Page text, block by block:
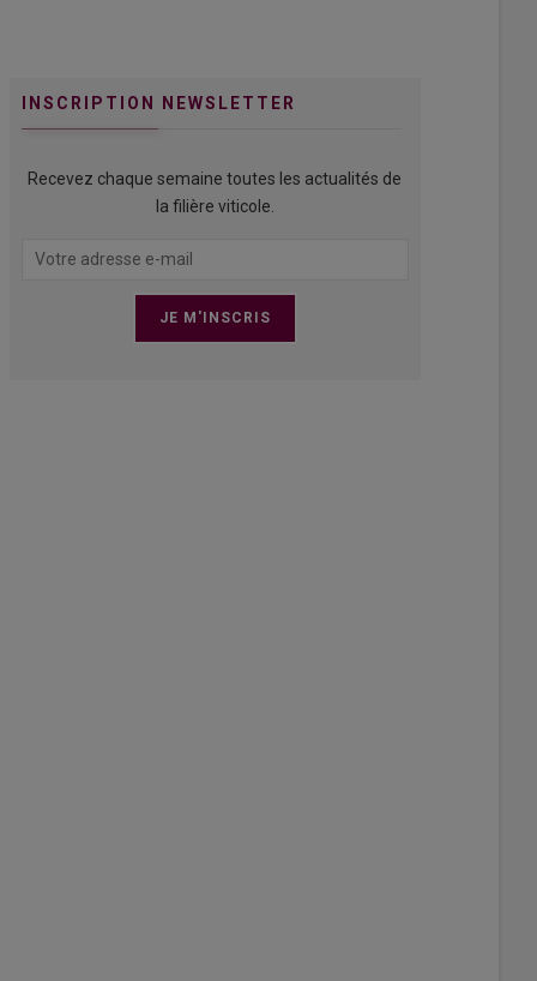
INSCRIPTION NEWSLETTER
Recevez chaque semaine toutes les actualités de
la filière viticole.